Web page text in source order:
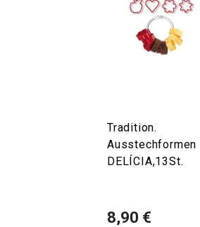
Tradition.
Ausstechformen
DELÍCIA,13St.
8,90 €